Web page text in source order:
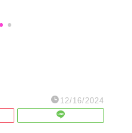
12/16/2024